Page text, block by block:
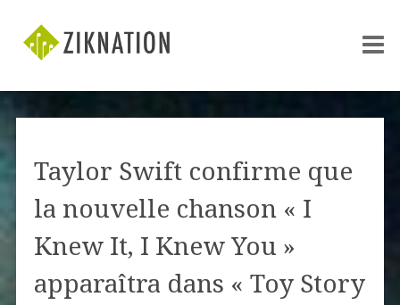
Taylor Swift confirme que
la nouvelle chanson « I
Knew It, I Knew You »
apparaîtra dans « Toy Story